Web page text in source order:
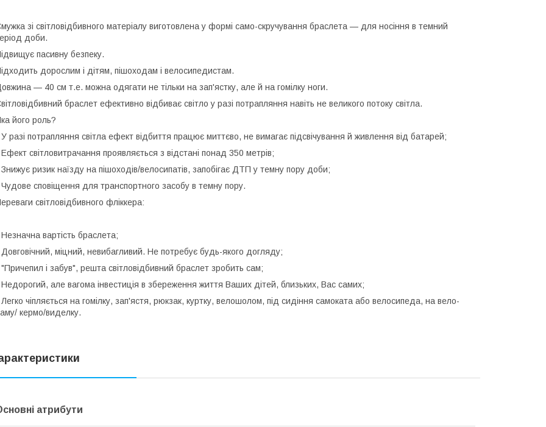
зі світловідбивного матеріалу виготовлена у формі само-скручування браслета — для носіння в темний
доби.
пасивну безпеку.
дорослим і дітям, пішоходам і велосипедистам.
— 40 см т.е. можна одягати не тільки на зап'ястку, але й на гомілку ноги.
браслет ефективно відбиває світло у разі потрапляння навіть не великого потоку світла.
його роль?
разі потрапляння світла ефект відбиття працює миттєво, не вимагає підсвічування й живлення від батарей;
світловитрачання проявляється з відстані понад 350 метрів;
ризик наїзду на пішоходів/велосипатів, запобігає ДТП у темну пору доби;
сповіщення для транспортного засобу в темну пору.
світловідбивного фліккера:
вартість браслета;
міцний, невибагливий. Не потребує будь-якого догляду;
і забув", решта світловідбивний браслет зробить сам;
але вагома інвестиція в збереження життя Ваших дітей, близьких, Вас самих;
чіпляється на гомілку, зап'ястя, рюкзак, куртку, велошолом, під сидіння самоката або велосипеда, на вело-
кермо/виделку.
атрибути